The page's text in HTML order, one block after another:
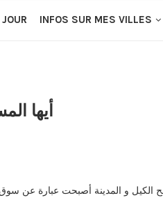
INFOS SUR MES VILLES
أيها
الكيل و المدينة أصبحت عبارة عن